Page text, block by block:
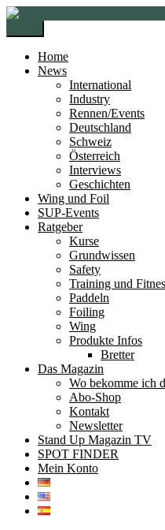
Zur
Navigation
springen
Zum
springen
Home
News
International
Industry
Rennen/Events
Deutschland
Schweiz
Österreich
Interviews
Geschichten
Wing und Foil
SUP-Events
Ratgeber
Kurse
Grundwissen
Safety
Training und
Paddeln
Foiling
Wing
Produkte Infos
Bretter
Das Magazin
Wo bekomme ich
Abo-Shop
Kontakt
Newsletter
Stand Up Magazin TV
SPOT FINDER
Mein Konto